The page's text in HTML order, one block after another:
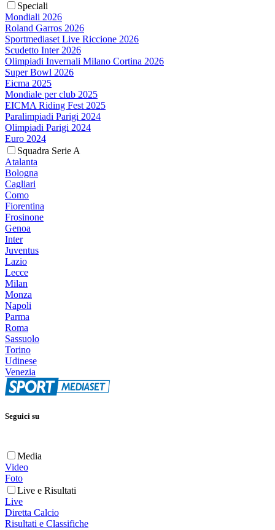
Speciali
Mondiali 2026
Roland Garros 2026
Sportmediaset Live Riccione 2026
Scudetto Inter 2026
Olimpiadi Invernali Milano Cortina 2026
Super Bowl 2026
Eicma 2025
Mondiale per club 2025
EICMA Riding Fest 2025
Paralimpiadi Parigi 2024
Olimpiadi Parigi 2024
Euro 2024
Squadra Serie A
Atalanta
Bologna
Cagliari
Como
Fiorentina
Frosinone
Genoa
Inter
Juventus
Lazio
Lecce
Milan
Monza
Napoli
Parma
Roma
Sassuolo
Torino
Udinese
Venezia
Seguici su
Media
Video
Foto
Live e Risultati
Live
Diretta Calcio
Risultati e Classifiche